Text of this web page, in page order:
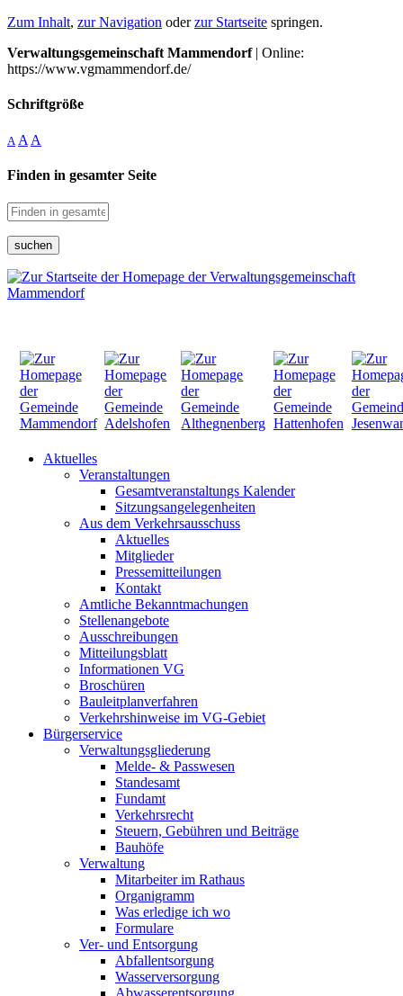
Zum Inhalt, zur Navigation oderzur Startseite springen.
Verwaltungsgemeinschaft Mammendorf| Online:
https://www.vgmammendorf.de/
Schriftgröße
A A A
Finden in gesamter Seite
suchen
Aktuelles
Veranstaltungen
Gesamtveranstaltungs Kalender
Sitzungsangelegenheiten
Aus dem Verkehrsausschuss
Aktuelles
Mitglieder
Pressemitteilungen
Kontakt
Amtliche Bekanntmachungen
Stellenangebote
Ausschreibungen
Mitteilungsblatt
Informationen VG
Broschüren
Bauleitplanverfahren
Verkehrshinweise im VG-Gebiet
Bürgerservice
Verwaltungsgliederung
Melde- & Passwesen
Standesamt
Fundamt
Verkehrsrecht
Steuern, Gebühren und Beiträge
Bauhöfe
Verwaltung
Mitarbeiter im Rathaus
Organigramm
Was erledige ich wo
Formulare
Ver- und Entsorgung
Abfallentsorgung
Wasserversorgung
Abwasserentsorgung